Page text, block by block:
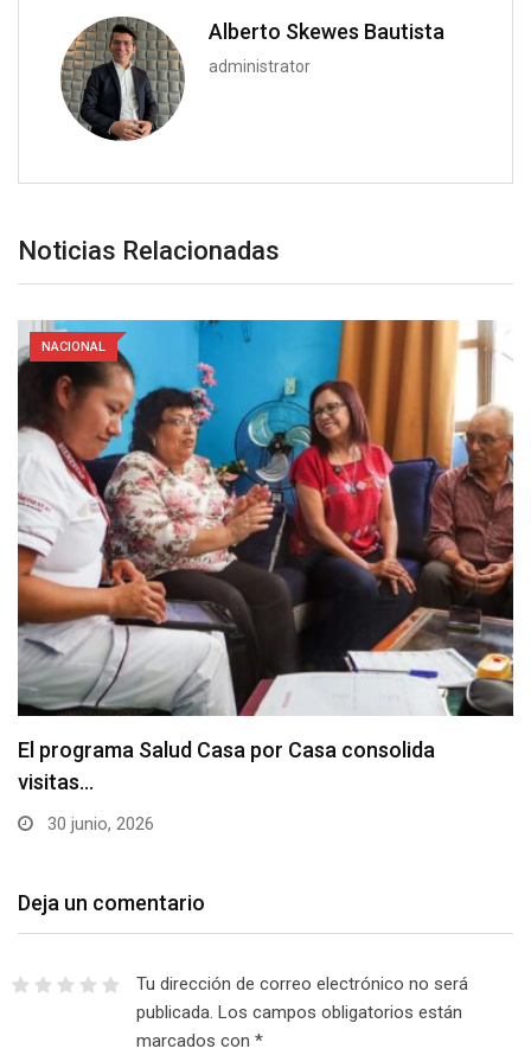
Alberto Skewes Bautista
administrator
Noticias Relacionadas
NACIONAL
El programa Salud Casa por Casa consolida
visitas…
30 junio, 2026
Deja un comentario
Tu dirección de correo electrónico no será
publicada. Los campos obligatorios están
marcados con *